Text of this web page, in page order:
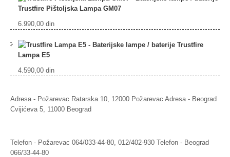
Trustfire Pištoljska Lampa GM07
6.990,00 din
Trustfire
Lampa E5
4.590,00 din
Adresa - Požarevac Ratarska 10, 12000 Požarevac Adresa - Beograd
Cvijićeva 5, 11000 Beograd
Telefon - Požarevac 064/033-44-80, 012/402-930 Telefon - Beograd
066/33-44-80